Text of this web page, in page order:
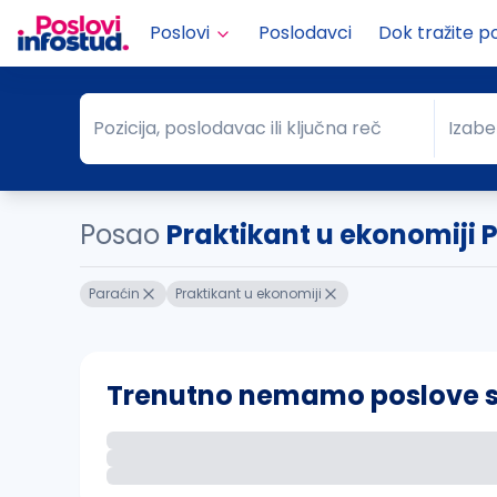
Poslovi Poslodavci Dok tražite
Pozicija, poslodavac ili ključna reč
Pozicija, poslodavac ili ključna reč Grad
Posao Praktikant u ekonomiji
Paraćin Praktikant u ekonomiji
Trenutno nemamo poslove